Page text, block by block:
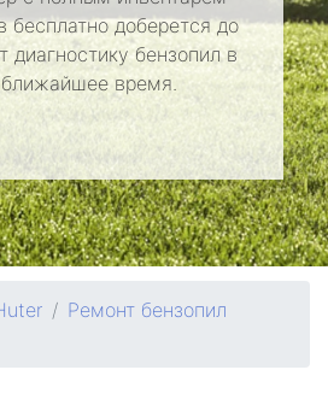
бесплатно доберется до
диагностику бензопил в
время.
Ремонт бензопил